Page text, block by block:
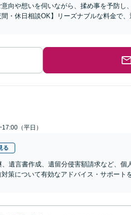
意向や想いを伺いながら、揉め事を予防
・休日相談OK】リーズナブルな料金で
（平日）
る
、遺言書作成、遺留分侵害額請求など、
策について有効なアドバイス・サポート